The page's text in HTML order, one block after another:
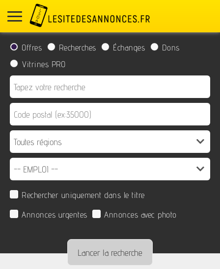
Offres Recherches Échanges
Dons
Vitrines PRO
Rechercher uniquement dans le titre
Annonces urgentes
Annonces avec photo